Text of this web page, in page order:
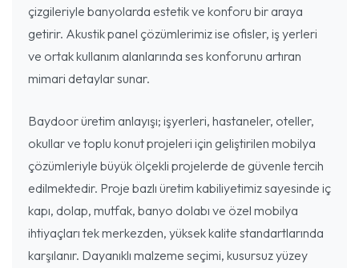
çizgileriyle banyolarda estetik ve konforu bir araya
getirir. Akustik panel çözümlerimiz ise ofisler, iş yerleri
ve ortak kullanım alanlarında ses konforunu artıran
mimari detaylar sunar.
Baydoor üretim anlayışı; işyerleri, hastaneler, oteller,
okullar ve toplu konut projeleri için geliştirilen mobilya
çözümleriyle büyük ölçekli projelerde de güvenle tercih
edilmektedir. Proje bazlı üretim kabiliyetimiz sayesinde iç
kapı, dolap, mutfak, banyo dolabı ve özel mobilya
ihtiyaçları tek merkezden, yüksek kalite standartlarında
karşılanır. Dayanıklı malzeme seçimi, kusursuz yüzey